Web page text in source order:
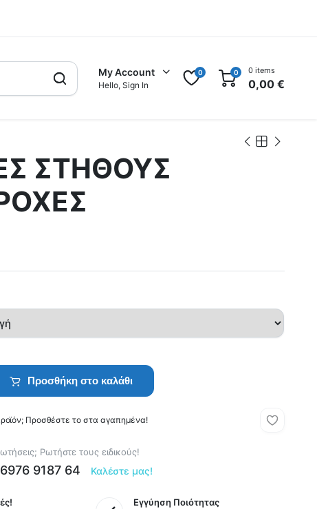
My Account
Hello, Sign In
0 0 0 items
0,00€
ΣΤΗΘΟΥΣ
Προσθήκη στο καλάθι
Προσθέστε το στα αγαπημένα!
Ρωτήστε τους ειδικούς!
9187 64 Καλέστε μας!
Εγγύηση Ποιότητας